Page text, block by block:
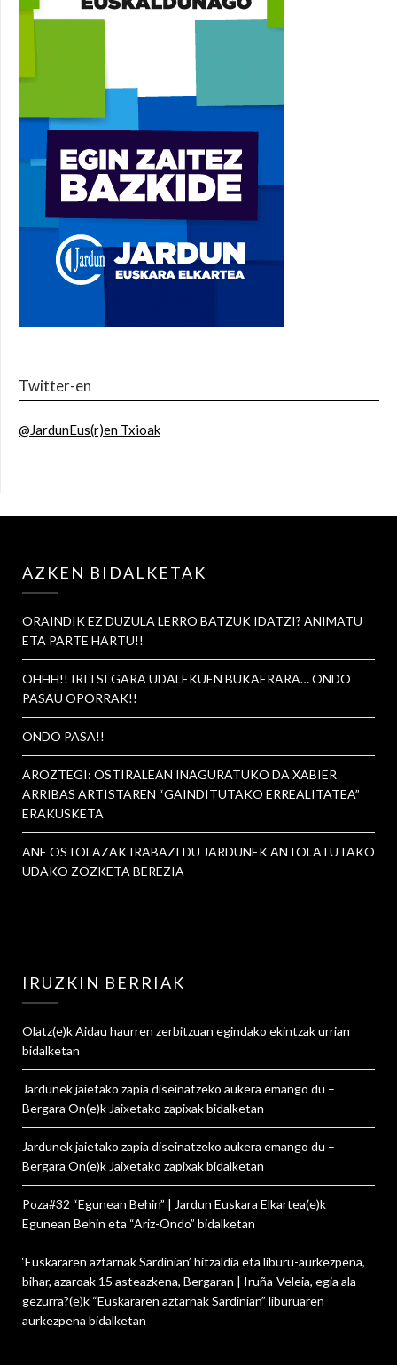
Twitter-en
@JardunEus(r)en Txioak
AZKEN BIDALKETAK
ORAINDIK EZ DUZULA LERRO BATZUK IDATZI? ANIMATU
ETA PARTE HARTU!!
OHHH!! IRITSI GARA UDALEKUEN BUKAERARA… ONDO
PASAU OPORRAK!!
ONDO PASA!!
AROZTEGI: OSTIRALEAN INAGURATUKO DA XABIER
ARRIBAS ARTISTAREN “GAINDITUTAKO ERREALITATEA”
ERAKUSKETA
ANE OSTOLAZAK IRABAZI DU JARDUNEK ANTOLATUTAKO
UDAKO ZOZKETA BEREZIA
IRUZKIN BERRIAK
Olatz(e)kAidau haurren zerbitzuan egindako ekintzak urrian
bidalketan
Jardunek jaietako zapia diseinatzeko aukera emango du –
Bergara On(e)k Jaixetako zapixakbidalketan
Jardunek jaietako zapia diseinatzeko aukera emango du –
Bergara On(e)k Jaixetako zapixakbidalketan
Poza#32 “Egunean Behin” | Jardun Euskara Elkartea(e)k
Egunean Behin eta “Ariz-Ondo” bidalketan
‘Euskararen aztarnak Sardinian’ hitzaldia eta liburu-aurkezpena,
bihar, azaroak 15 asteazkena, Bergaran | Iruña-Veleia, egia ala
gezurra?(e)k “Euskararen aztarnak Sardinian” liburuaren
aurkezpena bidalketan